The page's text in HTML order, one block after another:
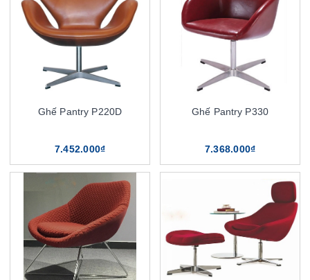
Ghế Pantry P220D
7.452.000₫
Ghế Pantry P330
7.368.000₫